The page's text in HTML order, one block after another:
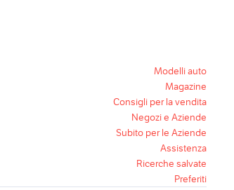
Modelli auto
Magazine
Consigli per la vendita
Negozi e Aziende
Subito per le Aziende
Assistenza
Ricerche salvate
Preferiti